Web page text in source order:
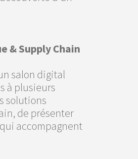
& Supply Chain
salon digital
à plusieurs
solutions
de présenter
accompagnent